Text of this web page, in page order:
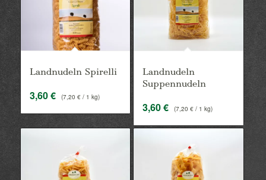
Landnudeln Spirelli
3,60€ (7,20 €/ 1 kg)
Landnudeln
Suppennudeln
3,60€ (7,20 €/ 1 kg)